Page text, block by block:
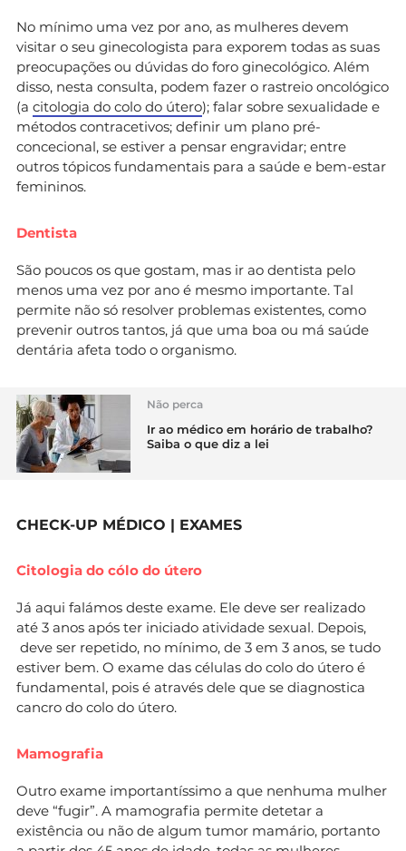
No mínimo uma vez por ano, as mulheres devem
visitar o seu ginecologista para exporem todas as suas
preocupações ou dúvidas do foro ginecológico. Além
disso, nesta consulta, podem fazer o rastreio oncológico
(a citologia do colo do útero); falar sobre sexualidade e
métodos contracetivos; definir um plano pré-
concecional, se estiver a pensar engravidar; entre
outros tópicos fundamentais para a saúde e bem-estar
femininos.
Dentista
São poucos os que gostam, mas ir ao dentista pelo
menos uma vez por ano é mesmo importante. Tal
permite não só resolver problemas existentes, como
prevenir outros tantos, já que uma boa ou má saúde
dentária afeta todo o organismo.
Não perca
Ir ao médico em horário de trabalho?
Saiba o que diz a lei
CHECK-UP MÉDICO | EXAMES
Citologia do cólo do útero
Já aqui falámos deste exame. Ele deve ser realizado
até 3 anos após ter iniciado atividade sexual. Depois,
deve ser repetido, no mínimo, de 3 em 3 anos, se tudo
estiver bem. O exame das células do colo do útero é
fundamental, pois é através dele que se diagnostica
cancro do colo do útero.
Mamografia
Outro exame importantíssimo a que nenhuma mulher
deve “fugir”. A mamografia permite detetar a
existência ou não de algum tumor mamário, portanto